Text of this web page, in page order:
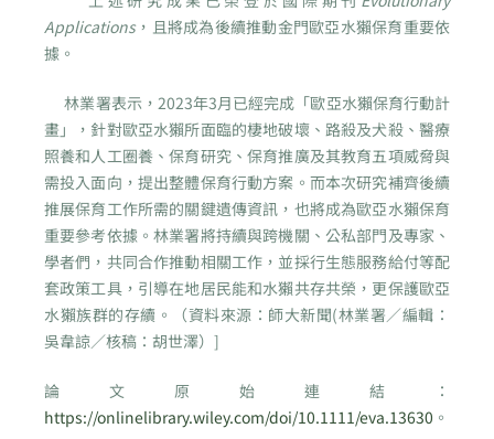
Applications，且將成為後續推動金門歐亞水獺保育重要依
據。
林業署表示，2023年3月已經完成「歐亞水獺保育行動計
畫」，針對歐亞水獺所面臨的棲地破壞、路殺及犬殺、醫療
照養和人工圈養、保育研究、保育推廣及其教育五項威脅與
需投入面向，提出整體保育行動方案。而本次研究補齊後續
推展保育工作所需的關鍵遺傳資訊，也將成為歐亞水獺保育
重要參考依據。林業署將持續與跨機關、公私部門及專家、
學者們，共同合作推動相關工作，並採行生態服務給付等配
套政策工具，引導在地居民能和水獺共存共榮，更保護歐亞
水獺族群的存續。（資料來源：師大新聞(林業署／編輯：
吳韋諒／核稿：胡世澤）]
論文原始連結：
https://onlinelibrary.wiley.com/doi/10.1111/eva.13630 。